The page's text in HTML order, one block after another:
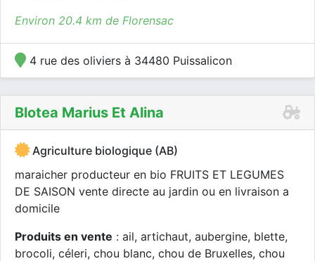
Environ 20.4 km de Florensac
4 rue des oliviers à 34480 Puissalicon
Blotea Marius Et Alina
Agriculture biologique (AB)
maraicher producteur en bio FRUITS ET LEGUMES
DE SAISON vente directe au jardin ou en livraison a
domicile
Produits en vente : ail, artichaut, aubergine, blette,
brocoli, céleri, chou blanc, chou de Bruxelles, chou